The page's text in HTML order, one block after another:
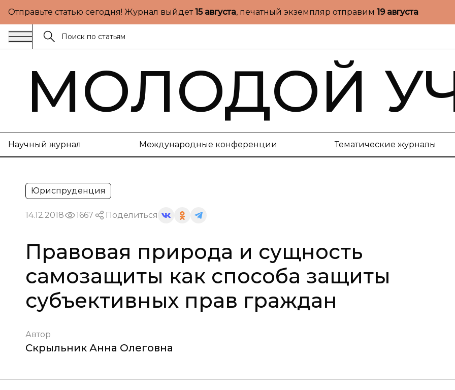
Отправьте статью сегодня! Журнал выйдет15 августа, печатный экземпляр отправим 19 августа
МОЛОДОЙ
Научный журнал Международные конференции Тематические журналы
Юриспруденция
14.12.2018 1667 Поделиться
Правовая природа и сущность
самозащиты как способа защиты
субъективных прав граждан
Автор
Скрыльник Анна Олеговна